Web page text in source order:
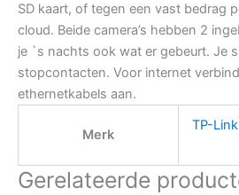
SD kaart, of tegen een vast bedrag
cloud. Beide camera’s hebben 2
je `s nachts ook wat er gebeurt. Je
stopcontacten. Voor internet
ethernetkabels aan.
Merk
TP-Link
Gerelateerde